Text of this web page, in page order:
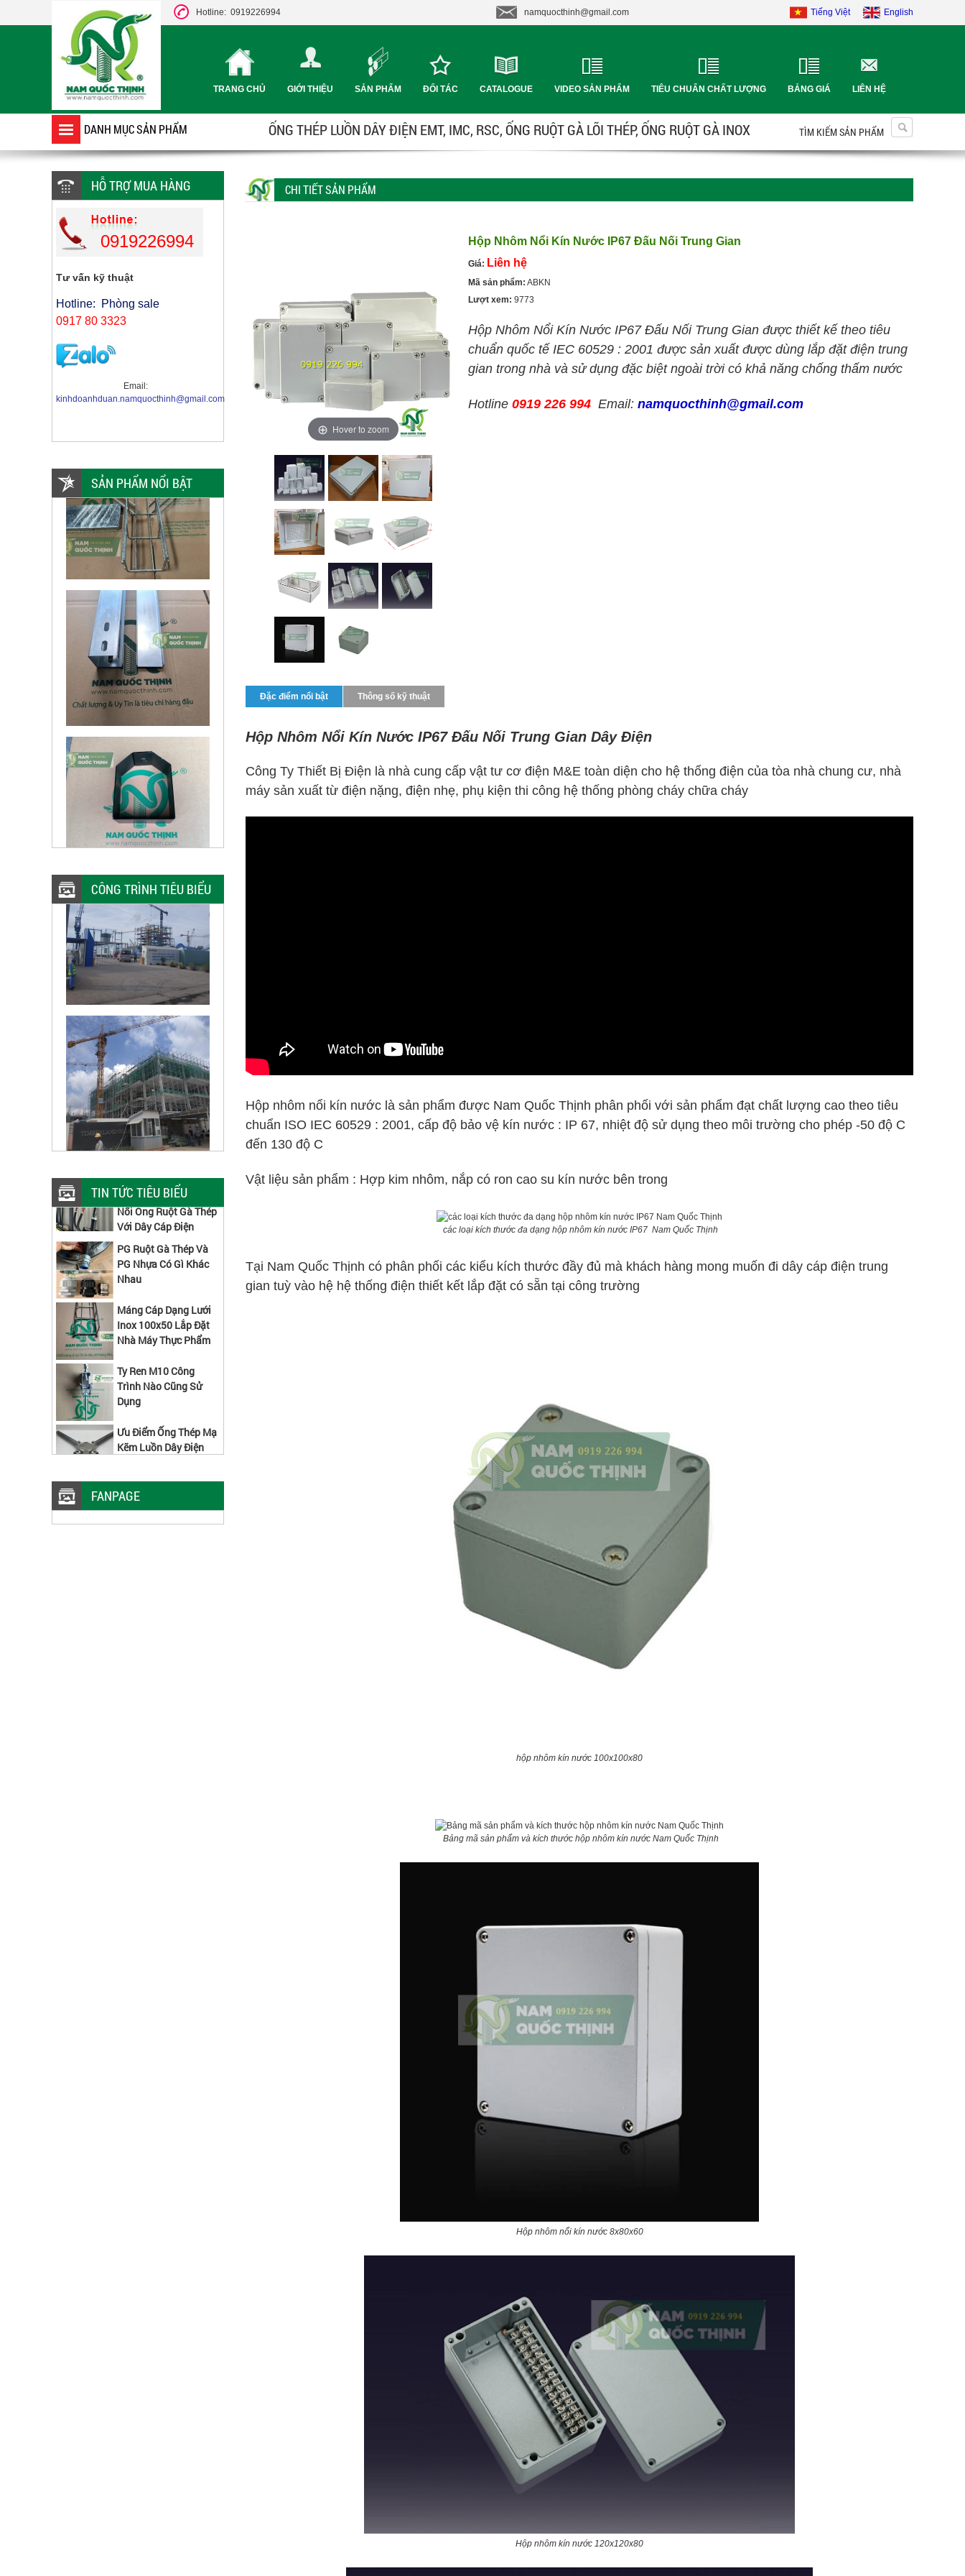
Hotline: 0919226994 namquocthinh@gmail.com Tiếng Việt English
TRANG CHỦ GIỚI THIỆU SẢN PHẨM ĐỐI TÁC CATALOGUE VIDEO SẢN PHẨM TIÊU CHUẨN CHẤT LƯỢNG BẢNG GIÁ LIÊN HỆ
DANH MỤC SẢN PHẨM ỐNG THÉP LUỒN DÂY ĐIỆN EMT, IMC, RSC, ỐNG RUỘT GÀ LÕI THÉP, ỐNG RUỘT GÀ INOX TÌM KIẾM SẢN PHẨM
HỖ TRỢ MUA HÀNG
0919226994
Tư vấn kỹ thuật
Hotline: Phòng sale
0917 80 3323
Email:
kinhdoanhduan.namquocthinh@gmail.com
SẢN PHẨM NỔI BẬT
CÔNG TRÌNH TIÊU BIỂU
TIN TỨC TIÊU BIỂU
Đầu Nối Ruột Gà Kẽm
Nối Ống Ruột Gà Thép
Với Dây Cáp Điện
PG Ruột Gà Thép Và
PG Nhựa Có Gì Khác
Nhau
Inox 100x50 Lắp Đặt
Nhà Máy Thực Phẩm
Ty Ren M10 Công
Trình Nào Cũng Sử
Dụng
Ưu Điểm Ống Thép Mạ
Kẽm Luồn Dây Điện
Trơn EMT
FANPAGE
CHI TIẾT SẢN PHẨM
Hover to zoom
Hộp Nhôm Nổi Kín Nước IP67 Đấu Nối Trung Gian
Giá: Liên hệ
Mã sản phẩm: ABKN
Lượt xem: 9773
Hộp Nhôm Nổi Kín Nước IP67 Đấu Nối Trung Gian được thiết kế theo tiêu
chuẩn quốc tế IEC 60529 : 2001 được sản xuất được dùng lắp đặt điện trung
gian trong nhà và sử dụng đặc biệt ngoài trời có khả năng chống thấm nước
Hotline 0919 226 994 Email: namquocthinh@gmail.com
Đặc điểm nổi bật Thông số kỹ thuật
Hộp Nhôm Nổi Kín Nước IP67 Đấu Nối Trung Gian Dây Điện
Công Ty Thiết Bị Điện là nhà cung cấp vật tư cơ điện M&E toàn diện cho hệ thống điện của tòa nhà chung cư, nhà
máy sản xuất từ điện nặng, điện nhẹ, phụ kiện thi công hệ thống phòng cháy chữa cháy
Hộp nhôm nổi kín nước là sản phẩm được Nam Quốc Thịnh phân phối với sản phẩm đạt chất lượng cao theo tiêu
chuẩn ISO IEC 60529 : 2001, cấp độ bảo vệ kín nước : IP 67, nhiệt độ sử dụng theo môi trường cho phép -50 độ C
đến 130 độ C
Vật liệu sản phẩm : Hợp kim nhôm, nắp có ron cao su kín nước bên trong
các loại kích thước đa dạng hộp nhôm kín nước IP67 Nam Quốc Thịnh
Tại Nam Quốc Thịnh có phân phối các kiểu kích thước đầy đủ mà khách hàng mong muốn đi dây cáp điện trung
gian tuỳ vào hệ hệ thống điện thiết kết lắp đặt có sẵn tại công trường
hộp nhôm kín nước 100x100x80
Bảng mã sản phẩm và kích thước hộp nhôm kín nước Nam Quốc Thịnh
Hộp nhôm nổi kín nước 8x80x60
Hộp nhôm kín nước 120x120x80